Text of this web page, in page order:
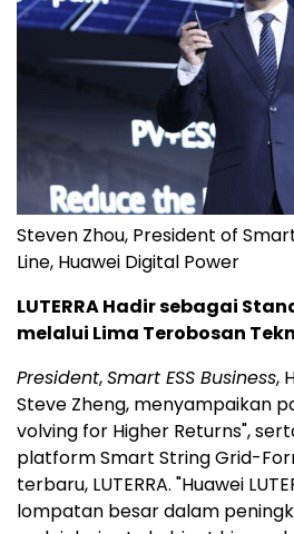
Steven Zhou, President of
Line, Huawei Digital Power
LUTERRA Hadir sebagai
melalui Lima Terobosan
President,Smart ESS Business,
Steve Zheng, menyampaikan
volving for Higher Returns",
platform Smart String Grid-
terbaru, LUTERRA. "Huawei
lompatan besar dalam